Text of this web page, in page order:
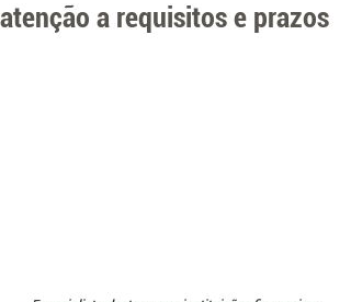
atenção a requisitos e prazos